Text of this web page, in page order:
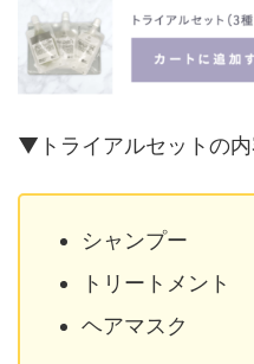
▼トライアルセットの
シャンプー
トリートメント
ヘアマスク